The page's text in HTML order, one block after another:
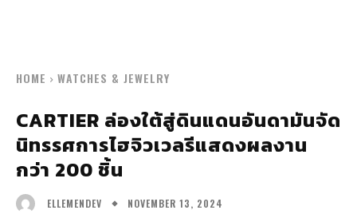
HOME WATCHES & JEWELRY
CARTIER ล่องใต้สู่ดินแดนอันดามันจัด
นิทรรศการไฮจิวเวลรีแสดงผลงาน
กว่า 200 ชิ้น
ELLEMENDEV NOVEMBER 13, 2024